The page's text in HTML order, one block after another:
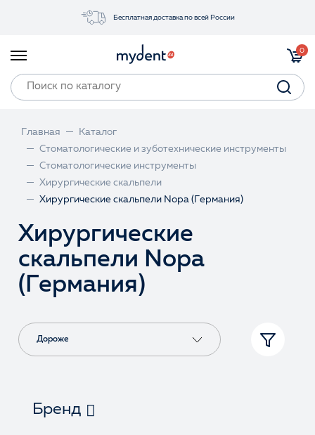
Бесплатная доставка по всей России
Обучение
Прайс-лист
0
Главная
Каталог
Стоматологические и зуботехнические инструменты
Стоматологические инструменты
Хирургические скальпели
Хирургические скальпели Nopa (Германия)
Хирургические
скальпели Nopa
(Германия)
Дороже
Бренд